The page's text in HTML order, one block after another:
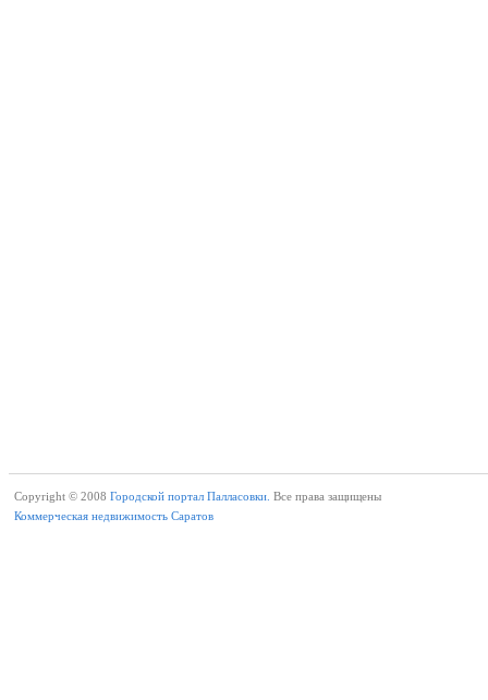
Copyright © 2008 Городской портал Палласовки. Все права защищены
Коммерческая недвижимость Саратов